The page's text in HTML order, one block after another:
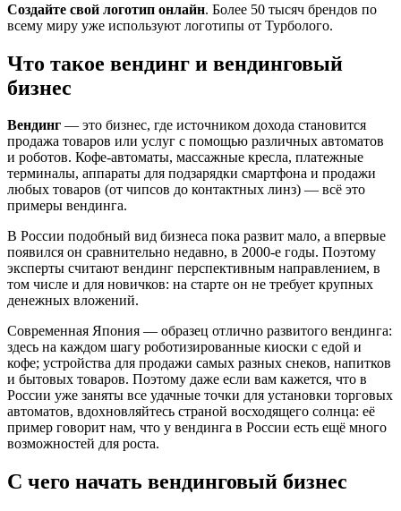
Создайте свой логотип онлайн. Более 50 тысяч брендов по
всему миру уже используют логотипы от Турболого.
Что такое вендинг и вендинговый
бизнес
Вендинг — это бизнес, где источником дохода становится
продажа товаров или услуг с помощью различных автоматов
и роботов. Кофе-автоматы, массажные кресла, платежные
терминалы, аппараты для подзарядки смартфона и продажи
любых товаров (от чипсов до контактных линз) — всё это
примеры вендинга.
В России подобный вид бизнеса пока развит мало, а впервые
появился он сравнительно недавно, в 2000-е годы. Поэтому
эксперты считают вендинг перспективным направлением, в
том числе и для новичков: на старте он не требует крупных
денежных вложений.
Современная Япония — образец отлично развитого вендинга:
здесь на каждом шагу роботизированные киоски с едой и
кофе; устройства для продажи самых разных снеков, напитков
и бытовых товаров. Поэтому даже если вам кажется, что в
России уже заняты все удачные точки для установки торговых
автоматов, вдохновляйтесь страной восходящего солнца: её
пример говорит нам, что у вендинга в России есть ещё много
возможностей для роста.
С чего начать вендинговый бизнес